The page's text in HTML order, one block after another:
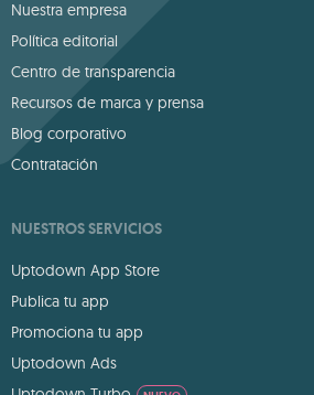
Nuestra empresa
Política editorial
Centro de transparencia
Recursos de marca y prensa
Blog corporativo
Contratación
NUESTROS SERVICIOS
Uptodown App Store
Publica tu app
Promociona tu app
Uptodown Ads